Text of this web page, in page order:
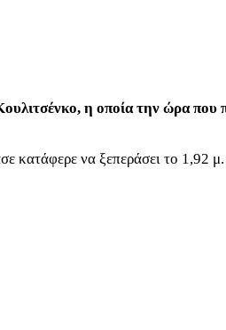
η οποία την ώρα που
κατάφερε να ξεπεράσει το 1,92